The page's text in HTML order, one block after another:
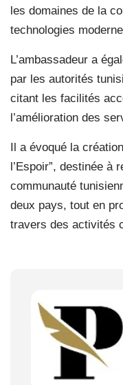
les domaines de la
technologies
L’ambassadeur a
par les autorités
citant les facilités
l’amélioration des
Il a évoqué la
l’Espoir”, destinée à
communauté
deux pays, tout en
travers des activités